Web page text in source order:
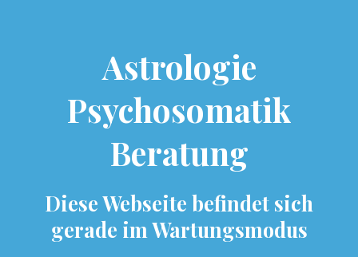
Astrologie
Psychosomatik
Beratung
Diese Webseite befindet sich
gerade im Wartungsmodus